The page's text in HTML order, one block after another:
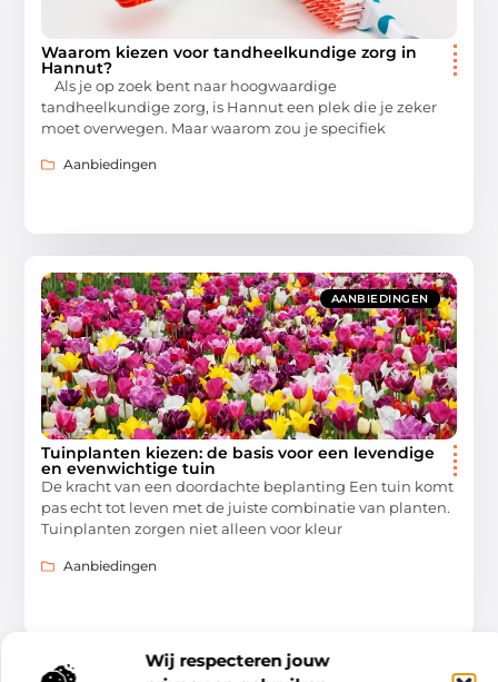
Wij respecteren jouw
Waarom kiezen voor tandheelkundige zorg in
Hannut?
Als je op zoek bent naar hoogwaardige
tandheelkundige zorg, is Hannut een plek die je zeker
moet overwegen. Maar waarom zou je specifiek
Aanbiedingen
AANBIEDINGEN
Tuinplanten kiezen: de basis voor een levendige
en evenwichtige tuin
De kracht van een doordachte beplanting Een tuin komt
pas echt tot leven met de juiste combinatie van planten.
Tuinplanten zorgen niet alleen voor kleur
Aanbiedingen